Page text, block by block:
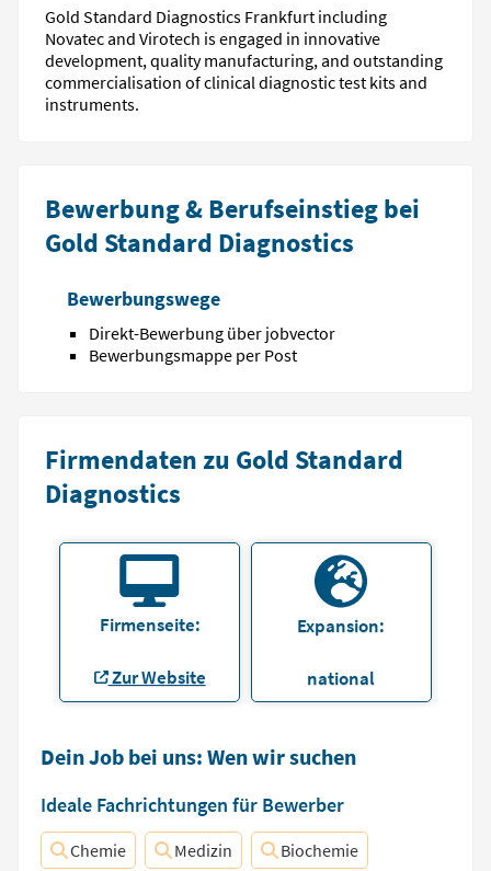
Gold Standard Diagnostics Frankfurt including
Novatec and Virotech is engaged in innovative
development, quality manufacturing, and outstanding
commercialisation of clinical diagnostic test kits and
instruments.
Bewerbung & Berufseinstieg bei
Gold Standard Diagnostics
Bewerbungswege
Direkt-Bewerbung über jobvector
Bewerbungsmappe per Post
Firmendaten zu Gold Standard
Diagnostics
Firmenseite:
Zur Website
Expansion:
national
Dein Job bei uns: Wen wir suchen
Ideale Fachrichtungen für Bewerber
Chemie Medizin
Biochemie